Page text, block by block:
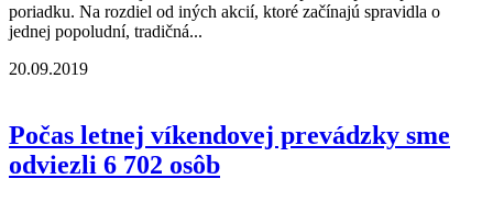
poriadku. Na rozdiel od iných akcií, ktoré začínajú spravidla o
jednej popoludní, tradičná...
20.09.2019
Počas letnej víkendovej prevádzky sme
odviezli 6 702 osôb